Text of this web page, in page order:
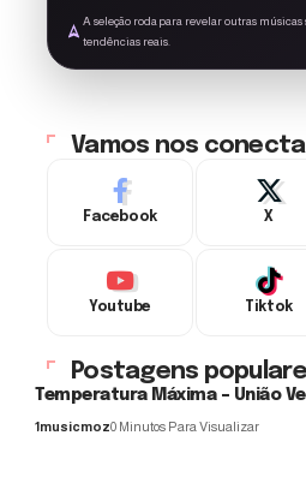
vertical-align:
middle; width:
22px; height: 22px;
Monetizada'>
A seleção roda para revelar outras músicas
tendências reais.
Vamos nos
Facebook X
Youtube Tiktok
Postagens
Temperatura Máxima – União
1musicmoz0 Minutos Para Visualizar